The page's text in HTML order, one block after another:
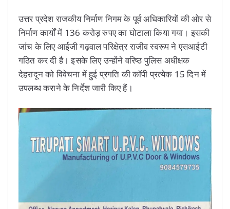
उत्तर प्रदेश राजकीय निर्माण निगम के पूर्व अधिकारियों की ओर से
निर्माण कार्यों में 136 करोड़ रुपए का घोटाला किया गया। इसकी
जांच के लिए आईजी गढ़वाल परिक्षेत्र राजीव स्वरूप ने एसआईटी
गठित कर दी है। इसके लिए उन्होंने वरिष्ठ पुलिस अधीक्षक
देहरादून को विवेचना में हुई प्रगति की कॉपी प्रत्येक 15 दिन में
उपलब्ध कराने के निर्देश जारी किए हैं।